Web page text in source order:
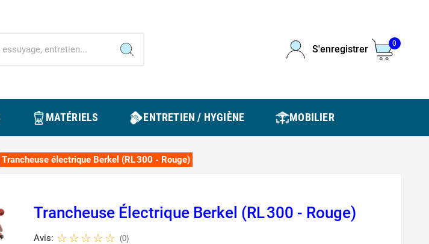
S'enregistrer
0
MATÉRIELS ENTRETIEN / HYGIÈNE MOBILIER
Trancheuse électrique Berkel (RL 300 - Rouge)
Trancheuse Électrique Berkel (RL 300 - Rouge)
Avis: (0)